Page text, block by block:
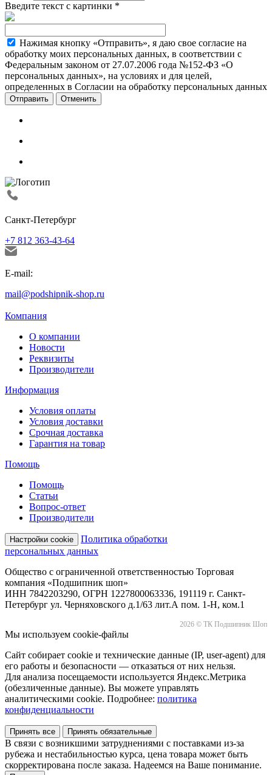
Введите текст с картинки *
Нажимая кнопку «Отправить», я даю свое согласие на
обработку моих персональных данных, в соответствии с
Федеральным законом от 27.07.2006 года №152-ФЗ «О
персональных данных», на условиях и для целей,
определенных в Согласии на обработку персональных данных
Отменить
Санкт-Петербург
+7 812 363-43-64
E-mail:
mail@podshipnik-shop.ru
Компания
О компании
Новости
Реквизиты
Производители
Информация
Условия оплаты
Условия доставки
Срочная доставка
Гарантия на товар
Помощь
Помощь
Статьи
Вопрос-ответ
Производители
Настройки cookie
Политика обработки
персональных данных
Общество с ограниченной ответственностью Торговая
компания «Подшипник шоп»
ИНН 7842203290, ОГРН 1227800063336, 191119 г. Санкт-
Петербург ул. Черняховского д.1/63 лит.А пом. 1-Н, ком.1
2026 © ТК Подшипник Шоп
Мы используем cookie-файлы
Сайт собирает cookie и технические данные (IP, user-agent) для
его работы и безопасности — отказаться от них нельзя.
Для анализа посещаемости используется Яндекс.Метрика
(обезличенные данные). Вы можете управлять
аналитическими cookie. Подробнее: политика
конфиденциальности
Принять все Принять обязательные
В связи с возникшими затруднениями с поставками из-за
рубежа и нестабильностью курса, цена товара может быть
скорректирована после заказа. Надеемся на Ваше понимание.